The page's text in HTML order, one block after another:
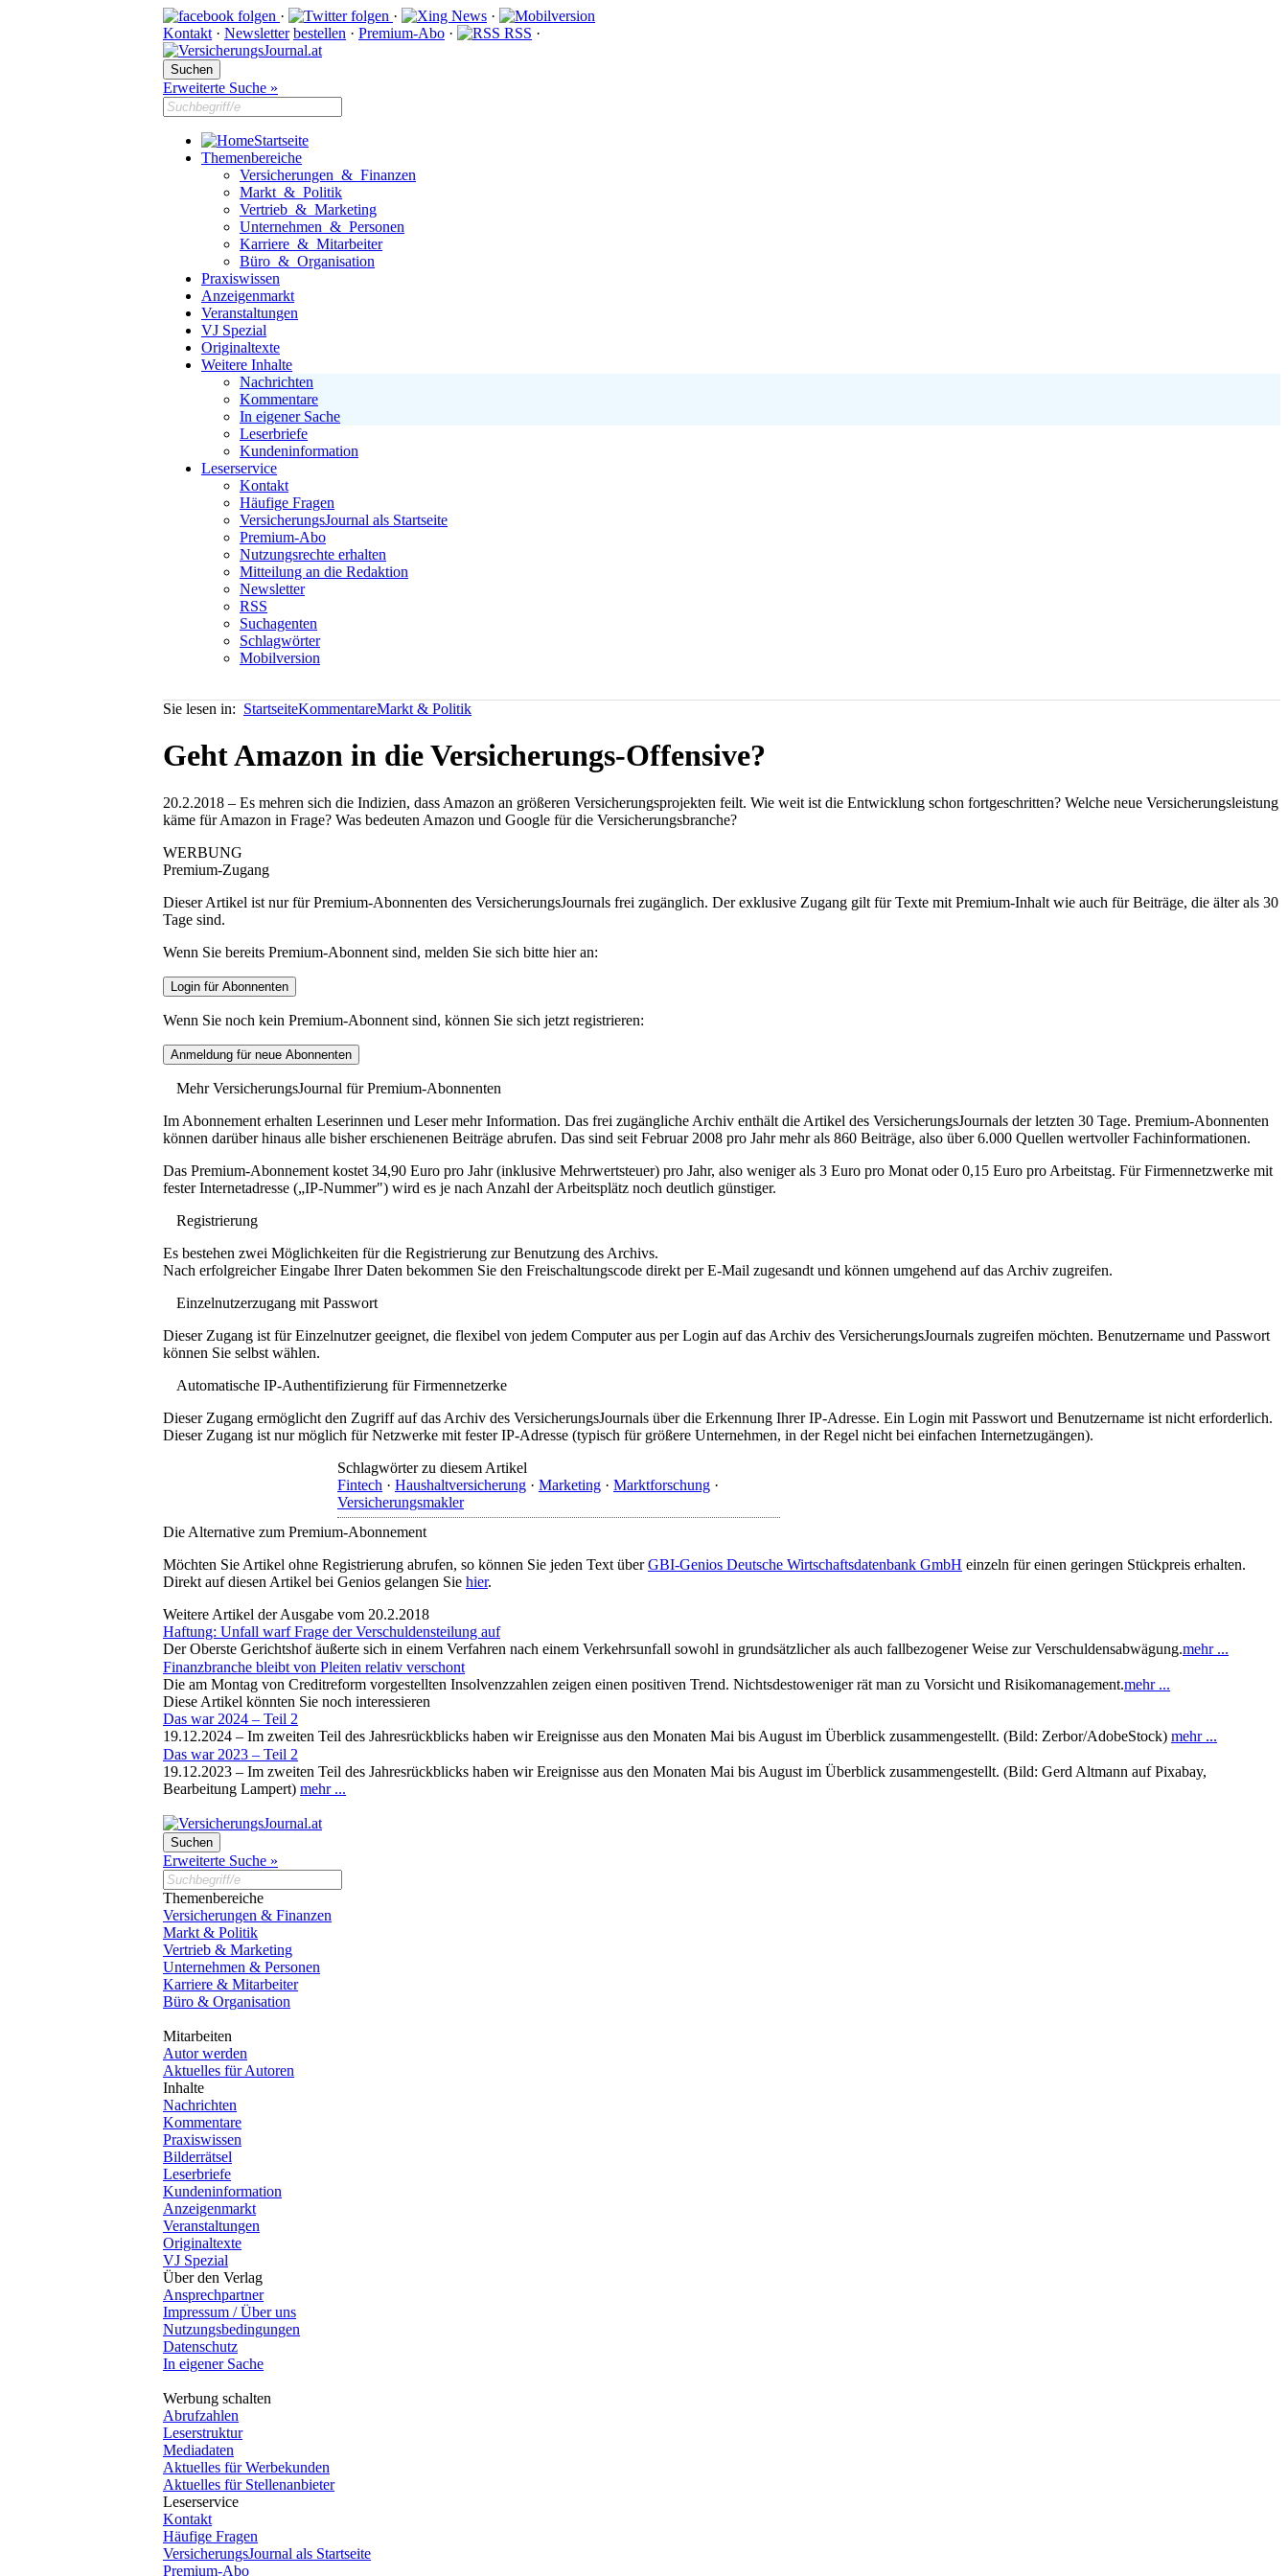
· ·
·
Kontakt · Newsletter bestellen · Premium-Abo · RSS ·
Erweiterte Suche »
Startseite
Themenbereiche
Versicherungen & Finanzen
Markt & Politik
Vertrieb & Marketing
Unternehmen & Personen
Karriere & Mitarbeiter
Büro & Organisation
Praxiswissen
Anzeigenmarkt
Veranstaltungen
VJ Spezial
Originaltexte
Weitere Inhalte
Nachrichten
Kommentare
In eigener Sache
Leserbriefe
Kundeninformation
Leserservice
Kontakt
Häufige Fragen
VersicherungsJournal als Startseite
Premium-Abo
Nutzungsrechte erhalten
Mitteilung an die Redaktion
Newsletter
RSS
Suchagenten
Schlagwörter
Mobilversion
Sie lesen in: StartseiteKommentareMarkt & Politik
Geht Amazon in die Versicherungs-Offensive?
20.2.2018 – Es mehren sich die Indizien, dass Amazon an größeren Versicherungsprojekten feilt. Wie weit ist die Entwicklung schon fortgeschritten? Welche neue Versicherungsleistung
käme für Amazon in Frage? Was bedeuten Amazon und Google für die Versicherungsbranche?
WERBUNG
Premium-Zugang
Dieser Artikel ist nur für Premium-Abonnenten des VersicherungsJournals frei zugänglich. Der exklusive Zugang gilt für Texte mit Premium-Inhalt wie auch für Beiträge, die älter als 30
Tage sind.
Wenn Sie bereits Premium-Abonnent sind, melden Sie sich bitte hier an:
Wenn Sie noch kein Premium-Abonnent sind, können Sie sich jetzt registrieren:
Mehr VersicherungsJournal für Premium-Abonnenten
Im Abonnement erhalten Leserinnen und Leser mehr Information. Das frei zugängliche Archiv enthält die Artikel des VersicherungsJournals der letzten 30 Tage. Premium-Abonnenten
können darüber hinaus alle bisher erschienenen Beiträge abrufen. Das sind seit Februar 2008 pro Jahr mehr als 860 Beiträge, also über 6.000 Quellen wertvoller Fachinformationen.
Das Premium-Abonnement kostet 34,90 Euro pro Jahr (inklusive Mehrwertsteuer) pro Jahr, also weniger als 3 Euro pro Monat oder 0,15 Euro pro Arbeitstag. Für Firmennetzwerke mit
fester Internetadresse („IP-Nummer") wird es je nach Anzahl der Arbeitsplätz noch deutlich günstiger.
Registrierung
Es bestehen zwei Möglichkeiten für die Registrierung zur Benutzung des Archivs.
Nach erfolgreicher Eingabe Ihrer Daten bekommen Sie den Freischaltungscode direkt per E-Mail zugesandt und können umgehend auf das Archiv zugreifen.
Einzelnutzerzugang mit Passwort
Dieser Zugang ist für Einzelnutzer geeignet, die flexibel von jedem Computer aus per Login auf das Archiv des VersicherungsJournals zugreifen möchten. Benutzername und Passwort
können Sie selbst wählen.
Automatische IP-Authentifizierung für Firmennetzerke
Dieser Zugang ermöglicht den Zugriff auf das Archiv des VersicherungsJournals über die Erkennung Ihrer IP-Adresse. Ein Login mit Passwort und Benutzername ist nicht erforderlich.
Dieser Zugang ist nur möglich für Netzwerke mit fester IP-Adresse (typisch für größere Unternehmen, in der Regel nicht bei einfachen Internetzugängen).
Schlagwörter zu diesem Artikel
Fintech · Haushaltversicherung · Marketing · Marktforschung ·
Versicherungsmakler
Die Alternative zum Premium-Abonnement
Möchten Sie Artikel ohne Registrierung abrufen, so können Sie jeden Text überGBI-Genios Deutsche Wirtschaftsdatenbank GmbH einzeln für einen geringen Stückpreis erhalten.
Direkt auf diesen Artikel bei Genios gelangen Sie hier.
Weitere Artikel der Ausgabe vom 20.2.2018
Haftung: Unfall warf Frage der Verschuldensteilung auf
Der Oberste Gerichtshof äußerte sich in einem Verfahren nach einem Verkehrsunfall sowohl in grundsätzlicher als auch fallbezogener Weise zur Verschuldensabwägung.mehr ...
Finanzbranche bleibt von Pleiten relativ verschont
Die am Montag von Creditreform vorgestellten Insolvenzzahlen zeigen einen positiven Trend. Nichtsdestoweniger rät man zu Vorsicht und Risikomanagement.mehr ...
Diese Artikel könnten Sie noch interessieren
Das war 2024 – Teil 2
19.12.2024 – Im zweiten Teil des Jahresrückblicks haben wir Ereignisse aus den Monaten Mai bis August im Überblick zusammengestellt. (Bild: Zerbor/AdobeStock) mehr ...
Das war 2023 – Teil 2
19.12.2023 – Im zweiten Teil des Jahresrückblicks haben wir Ereignisse aus den Monaten Mai bis August im Überblick zusammengestellt. (Bild: Gerd Altmann auf Pixabay,
Bearbeitung Lampert) mehr ...
Erweiterte Suche »
Themenbereiche
Versicherungen & Finanzen
Markt & Politik
Vertrieb & Marketing
Unternehmen & Personen
Karriere & Mitarbeiter
Büro & Organisation
Mitarbeiten
Autor werden
Aktuelles für Autoren
Inhalte
Nachrichten
Kommentare
Praxiswissen
Bilderrätsel
Leserbriefe
Kundeninformation
Anzeigenmarkt
Veranstaltungen
Originaltexte
VJ Spezial
Über den Verlag
Ansprechpartner
Impressum / Über uns
Nutzungsbedingungen
Datenschutz
In eigener Sache
Werbung schalten
Abrufzahlen
Leserstruktur
Mediadaten
Aktuelles für Werbekunden
Aktuelles für Stellenanbieter
Leserservice
Kontakt
Häufige Fragen
VersicherungsJournal als Startseite
Premium-Abo